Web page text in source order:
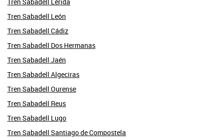
Tren Sabadell León
Tren Sabadell Cádiz
Tren Sabadell Dos Hermanas
Tren Sabadell Jaén
Tren Sabadell Algeciras
Tren Sabadell Ourense
Tren Sabadell Reus
Tren Sabadell Lugo
Tren Sabadell Santiago de Compostela